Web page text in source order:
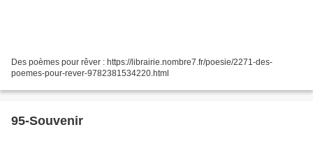
Des poèmes pour rêver : https://librairie.nombre7.fr/poesie/2271-des-
poemes-pour-rever-9782381534220.html
95-Souvenir